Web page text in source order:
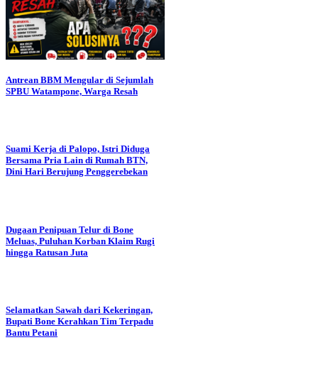
Antrean BBM Mengular di Sejumlah
SPBU Watampone, Warga Resah
Suami Kerja di Palopo, Istri Diduga
Bersama Pria Lain di Rumah BTN,
Dini Hari Berujung Penggerebekan
Dugaan Penipuan Telur di Bone
Meluas, Puluhan Korban Klaim Rugi
hingga Ratusan Juta
Selamatkan Sawah dari Kekeringan,
Bupati Bone Kerahkan Tim Terpadu
Bantu Petani